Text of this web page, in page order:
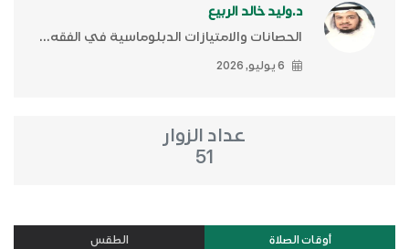
د.وليد خالد الربيع
الحصانات والامتيازات الدبلوماسية في الفقه...
6 يوليو, 2026
عداد الزوار
51
أوقات الصلاة الطقس